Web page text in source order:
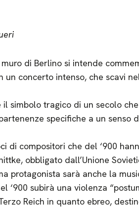
di Berlino si intende
un concerto intenso, che scavi
simbolo tragico di un secolo
specifiche a un senso
di compositori che del ‘900
obbligato dall’Unione
protagonista sarà anche la
‘900 subirà una violenza
Reich in quanto ebreo,